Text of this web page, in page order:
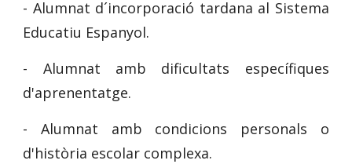
- Alumnat d´incorporació tardana al Sistema
Educatiu Espanyol.
- Alumnat amb dificultats específiques
d'aprenentatge.
- Alumnat amb condicions personals o
d'història escolar complexa.